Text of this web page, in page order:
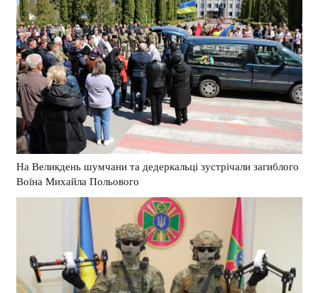
На Великдень шумчани та дедеркальці зустрічали загиблого
Воїна Михайла Польового